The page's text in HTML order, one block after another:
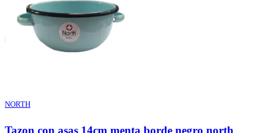
NORTH
Tazon con asas 14cm menta borde negro north